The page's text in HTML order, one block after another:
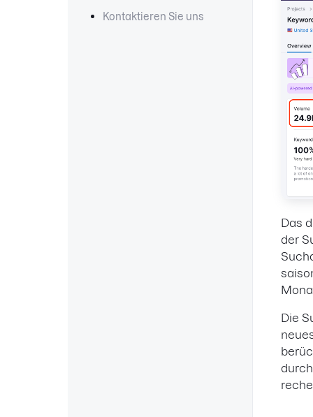
Kontaktieren Sie uns
Das
der
Die